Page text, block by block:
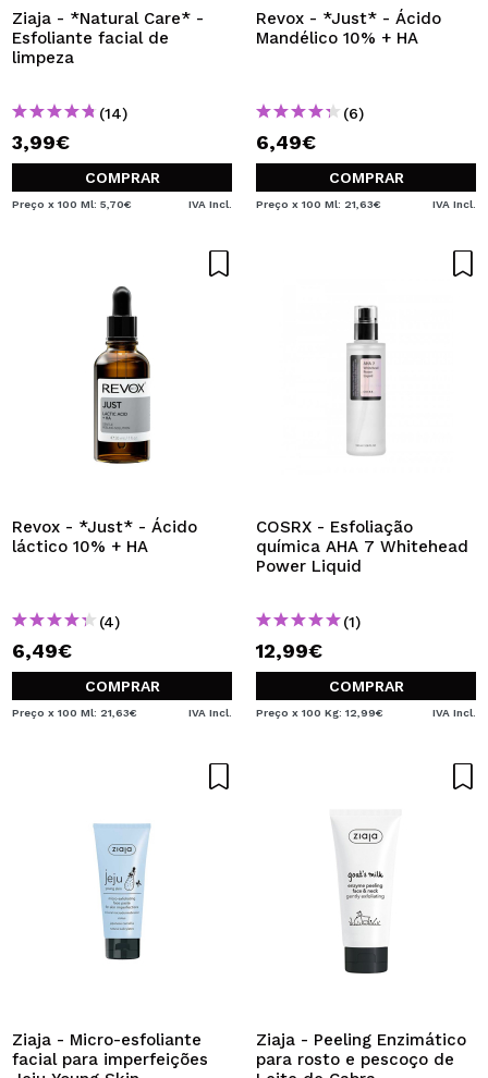
Ziaja - *Natural Care* -
Esfoliante facial de
limpeza
(14)
3,99€
COMPRAR
Preço x 100 Ml: 5,70€ IVA Incl.
Revox - *Just* - Ácido
Mandélico 10% + HA
(6)
6,49€
COMPRAR
Preço x 100 Ml: 21,63€ IVA Incl.
Revox - *Just* - Ácido
láctico 10% + HA
(4)
6,49€
COMPRAR
Preço x 100 Ml: 21,63€ IVA Incl.
COSRX - Esfoliação
química AHA 7 Whitehead
Power Liquid
(1)
12,99€
COMPRAR
Preço x 100 Kg: 12,99€ IVA Incl.
Ziaja - Micro-esfoliante
facial para imperfeições
Ziaja - Peeling Enzimático
para rosto e pescoço de